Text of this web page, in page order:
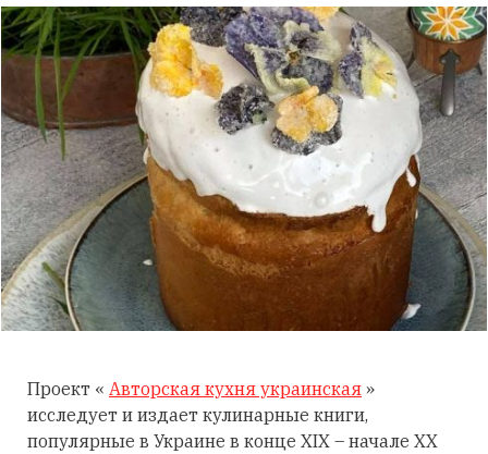
Проект « Авторская кухня украинская »
исследует и издает кулинарные книги,
популярные в Украине в конце XIX – начале XX